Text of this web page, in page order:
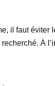
il faut
À